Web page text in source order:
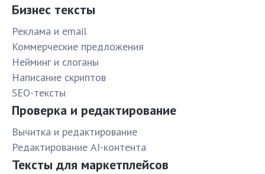
Бизнес тексты
Реклама и email
Коммерческие предложения
Нейминг и слоганы
Написание скриптов
SEO-тексты
Проверка и редактирование
Вычитка и редактирование
Редактирование AI-контента
Тексты для маркетплейсов